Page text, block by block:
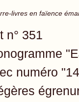
livres en faïence
n° 351
numéro